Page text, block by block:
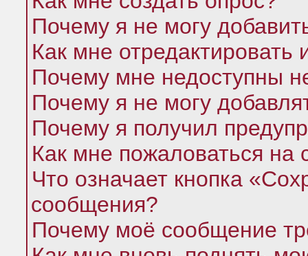
Почему я не могу
Как мне отредактировать
Почему мне недоступны
Почему я не могу
Почему я получил
Как мне пожаловаться
Что означает кнопка
сообщения?
Почему моё сообщение